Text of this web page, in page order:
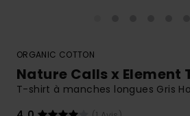
ORGANIC COTTON
Nature Calls x Element
T-shirt à manches longues Gris